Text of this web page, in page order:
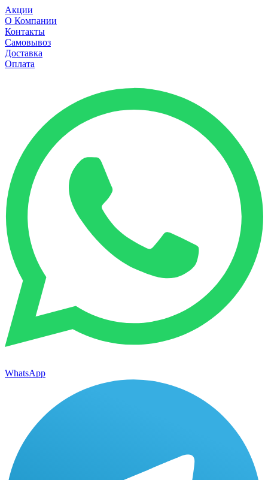
Акции
О Компании
Контакты
Самовывоз
Доставка
Оплата
WhatsApp